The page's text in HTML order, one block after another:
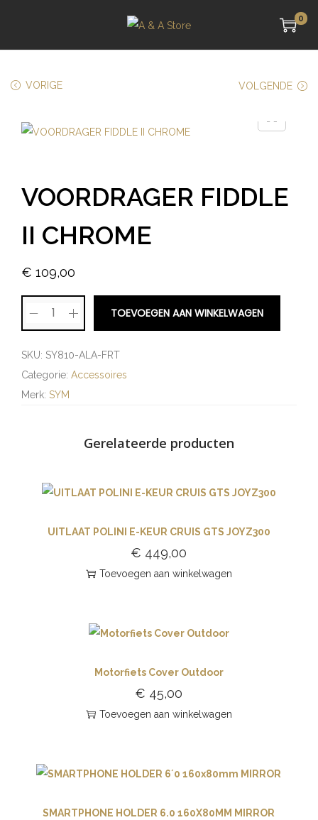
0
VORIGE VOLGENDE
VOORDRAGER FIDDLE
II CHROME
€ 109,00
TOEVOEGEN AAN WINKELWAGEN
SKU: SY810-ALA-FRT
Categorie: Accessoires
Merk: SYM
Gerelateerde producten
UITLAAT POLINI E-KEUR CRUIS GTS JOYZ300
€ 449,00
Toevoegen aan winkelwagen
Motorfiets Cover Outdoor
€ 45,00
Toevoegen aan winkelwagen
SMARTPHONE HOLDER 6.0 160X80MM MIRROR